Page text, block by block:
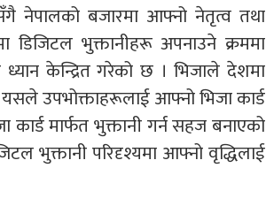
नेपालको बजारमा आफ्नो नेतृत्व तथा
डिजिटल भुक्तानीहरू अपनाउने क्रममा
ध्यान केन्द्रित गरेको छ । भिजाले देशमा
उपभोक्ताहरूलाई आफ्नो भिजा कार्ड
मार्फत भुक्तानी गर्न सहज बनाएको
भुक्तानी परिदृश्यमा आफ्नो वृद्धिलाई